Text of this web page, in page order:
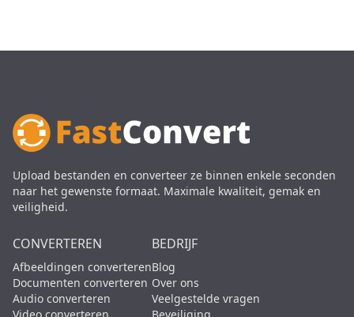
Upload bestanden en converteer ze binnen enkele seconden
naar het gewenste formaat. Maximale kwaliteit, gemak en
veiligheid.
CONVERTEREN
Afbeeldingen converteren
Documenten converteren
Audio converteren
BEDRIJF
Blog
Over ons
Veelgestelde vragen